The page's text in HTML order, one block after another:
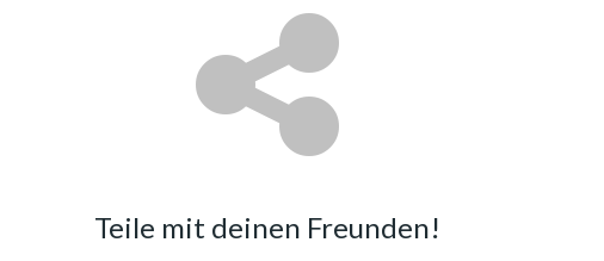
Teile mit deinen Freunden!